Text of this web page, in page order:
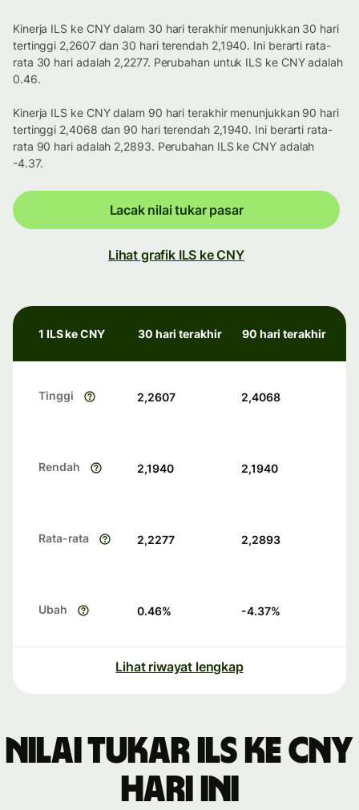
Kinerja ILS ke CNY dalam 30 hari terakhir menunjukkan 30 hari
tertinggi 2,2607 dan 30 hari terendah 2,1940. Ini berarti rata-
rata 30 hari adalah 2,2277. Perubahan untuk ILS ke CNY adalah
0.46.
Kinerja ILS ke CNY dalam 90 hari terakhir menunjukkan 90 hari
tertinggi 2,4068 dan 90 hari terendah 2,1940. Ini berarti rata-
rata 90 hari adalah 2,2893. Perubahan ILS ke CNY adalah
-4.37.
Lacak nilai tukar pasar
Lihat grafik ILS ke CNY
1 ILS ke CNY 30 hari terakhir 90 hari terakhir
Tinggi 2,2607 2,4068
Rendah 2,1940 2,1940
Rata-rata 2,2277 2,2893
Ubah 0.46% -4.37%
Lihat riwayat lengkap
Nilai tukar ILS ke CNY
hari ini